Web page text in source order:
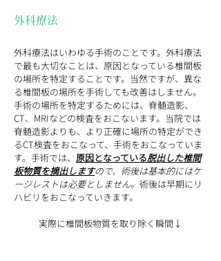
外科療法
外科療法はいわゆる手術のことです。外科療法
で最も大切なことは、原因となっている椎間板
の場所を特定することです。当然ですが、異な
る椎間板の場所を手術しても改善はしません。
手術の場所を特定するためには、脊髄造影、
CT、MRIなどの検査をおこないます。当院では
脊髄造影よりも、より正確に場所の特定ができ
るCT検査をおこなって、手術をおこなっていま
す。手術では、 原因となっている脱出した椎間
板物質を摘出しますので、術後は基本的にはケ
ージレストは必要としません。術後は早期にリ
ハビリをおこなっていきます。
実際に椎間板物質を取り除く瞬間↓